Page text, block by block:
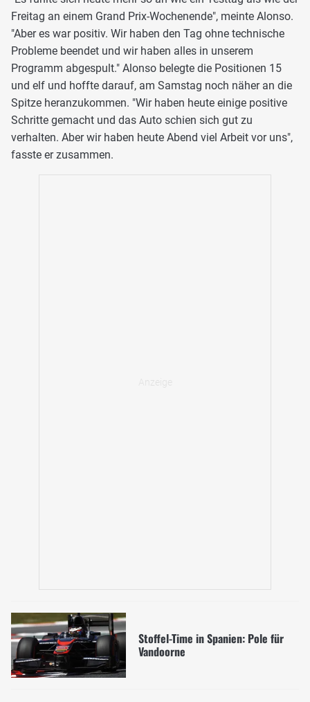
Freitag an einem Grand Prix-Wochenende", meinte Alonso.
"Aber es war positiv. Wir haben den Tag ohne technische
Probleme beendet und wir haben alles in unserem
Programm abgespult." Alonso belegte die Positionen 15
und elf und hoffte darauf, am Samstag noch näher an die
Spitze heranzukommen. "Wir haben heute einige positive
Schritte gemacht und das Auto schien sich gut zu
verhalten. Aber wir haben heute Abend viel Arbeit vor uns",
fasste er zusammen.
Stoffel-Time in Spanien: Pole für
Vandoorne